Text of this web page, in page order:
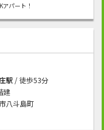
パート！
駅/ 徒歩53分
建
八斗島町